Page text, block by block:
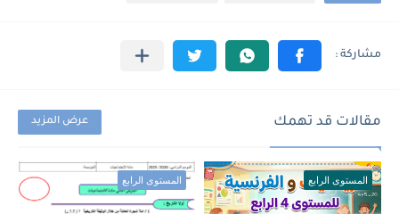
مقالات قد تهمك عرض المزيد
المستوى الرابع المستوى الرابع